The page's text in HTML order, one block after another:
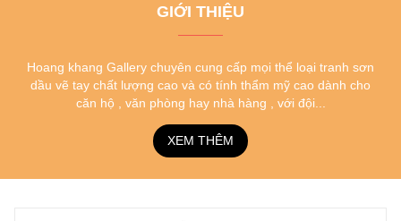
GIỚI THIỆU
Hoang khang Gallery chuyên cung cấp mọi thể loại tranh sơn
dầu vẽ tay chất lượng cao và có tính thẩm mỹ cao dành cho
căn hộ , văn phòng hay nhà hàng , với đội...
XEM THÊM